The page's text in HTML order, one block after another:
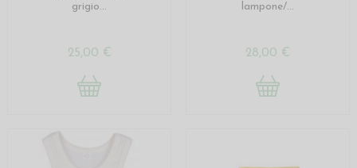
grigio...
25,00 €
lampone/...
28,00 €